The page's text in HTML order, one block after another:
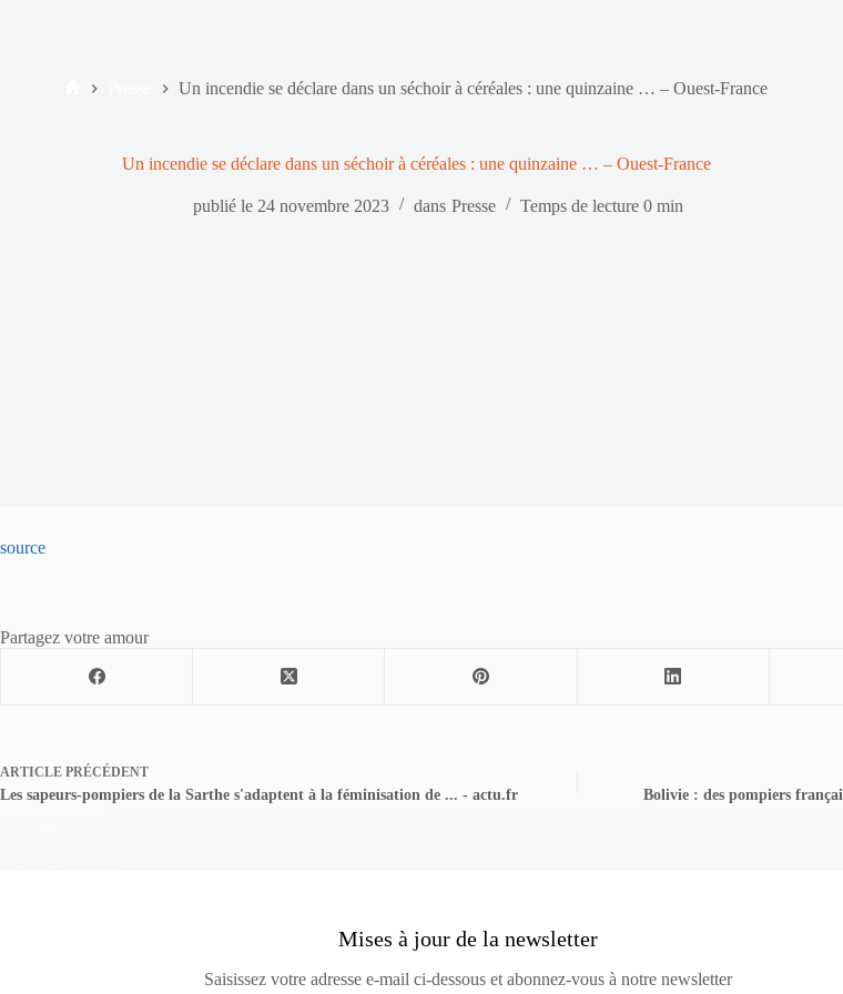
Un incendie se déclare dans un séchoir à céréales : une quinzaine … – Ouest-France
Un incendie se déclare dans un séchoir à céréales : une quinzaine … – Ouest-France
publié le 24 novembre 2023 dans Presse Temps de lecture 0 min
source
Partagez votre amour
ARTICLE PRÉCÉDENT
Les sapeurs-pompiers de la Sarthe s'adaptent à la féminisation de ... - actu.fr Bolivie : des pompiers
Mises à jour de la newsletter
Saisissez votre adresse e-mail ci-dessous et abonnez-vous à notre newsletter